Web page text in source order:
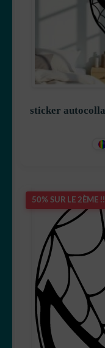
sticker
50% SUR LE 2ÈME !!